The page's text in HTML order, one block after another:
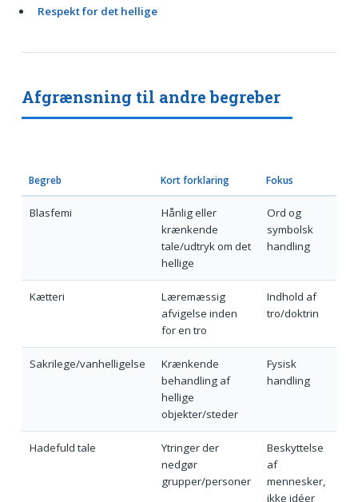
Respekt for det hellige
Afgrænsning til andre begreber
Begreb Kort forklaring Fokus
Blasfemi
Hånlig eller
krænkende
tale/udtryk om det
hellige
Ord og
symbolsk
handling
Kætteri
Læremæssig
afvigelse inden
for en tro
Indhold af
tro/doktrin
Sakrilege/vanhelligelse
Krænkende
behandling af
hellige
objekter/steder
Fysisk
handling
Hadefuld tale
Ytringer der
nedgør
grupper/personer
Beskyttelse
af
mennesker,
ikke idéer